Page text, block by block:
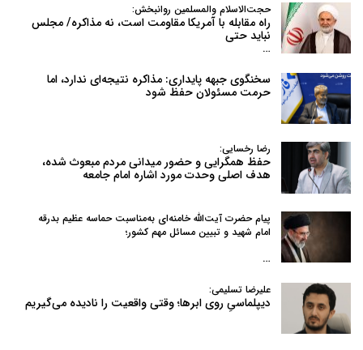
حجت‌الاسلام والمسلمین روانبخش:
راه مقابله با آمریکا مقاومت است، نه مذاکره/ مجلس
نباید حتی
…
سخنگوی جبهه پایداری: مذاکره نتیجه‌ای ندارد، اما
حرمت مسئولان حفظ شود
رضا رخسایی:
حفظ همگرایی و حضور میدانی مردم مبعوث شده،
هدف اصلی وحدت مورد اشاره امام جامعه
پیام حضرت آیت‌الله خامنه‌ای به‌مناسبت حماسه عظیم بدرقه
امام شهید و تبیین مسائل مهم کشور؛
…
علیرضا تسلیمی:
دیپلماسیِ روی ابرها؛ وقتی واقعیت را نادیده می‌گیریم